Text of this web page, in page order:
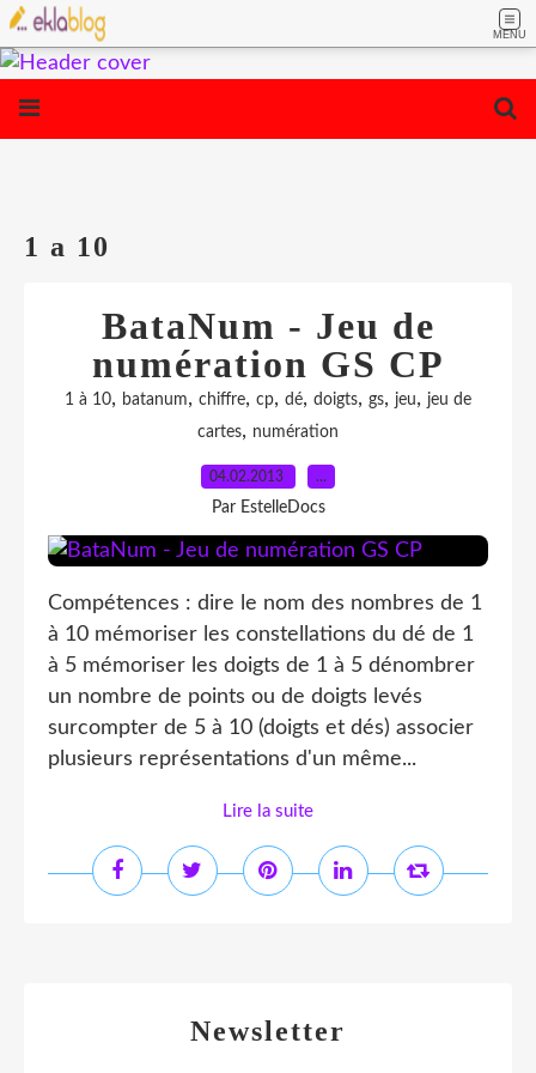
MENU
1 a 10
BataNum - Jeu de
numération GS CP
1 à 10, batanum, chiffre, cp, dé, doigts, gs, jeu, jeu de
cartes, numération
04.02.2013 …
Par EstelleDocs
Compétences : dire le nom des nombres de 1
à 10 mémoriser les constellations du dé de 1
à 5 mémoriser les doigts de 1 à 5 dénombrer
un nombre de points ou de doigts levés
surcompter de 5 à 10 (doigts et dés) associer
plusieurs représentations d'un même...
Lire la suite
Newsletter